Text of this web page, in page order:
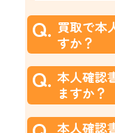
Q. 買取で本
すか？
Q. 本人確認
ますか？
本人確認